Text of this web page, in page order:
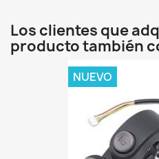
Los clientes que
producto también
NUEVO